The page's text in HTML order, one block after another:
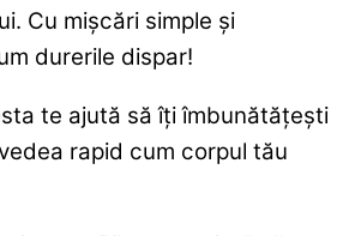
Cu mișcări simple și
durerile dispar!
te ajută să îți îmbunătățești
rapid cum corpul tău